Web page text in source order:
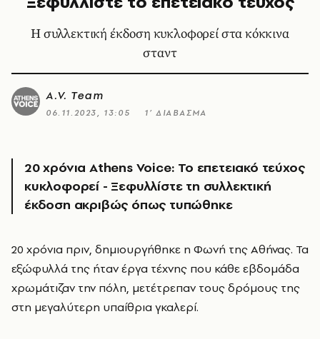
Η συλλεκτική έκδοση κυκλοφορεί στα κόκκινα
σταντ
A.V. Team
06.11.2023, 13:05 1’ ΔΙΑΒΑΣΜΑ
20 χρόνια Athens Voice: Το επετειακό τεύχος
κυκλοφορεί - Ξεφυλλίστε τη συλλεκτική
έκδοση ακριβώς όπως τυπώθηκε
20 χρόνια πριν, δημιουργήθηκε η Φωνή της Αθήνας. Τα
εξώφυλλά της ήταν έργα τέχνης που κάθε εβδομάδα
χρωμάτιζαν την πόλη, μετέτρεπαν τους δρόμους της
στη μεγαλύτερη υπαίθρια γκαλερί.